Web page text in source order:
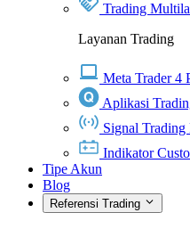
Trading
Layanan Trading
Meta Trader 4
Aplikasi
Signal Trading
Indikator
Tipe Akun
Blog
Referensi Trading